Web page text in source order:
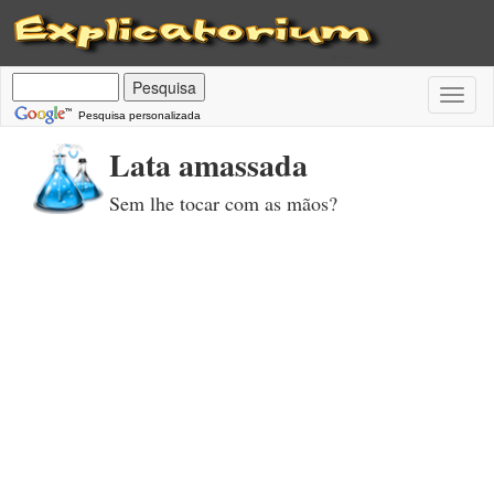
Pesquisa personalizada
Lata amassada
Sem lhe tocar com as mãos?